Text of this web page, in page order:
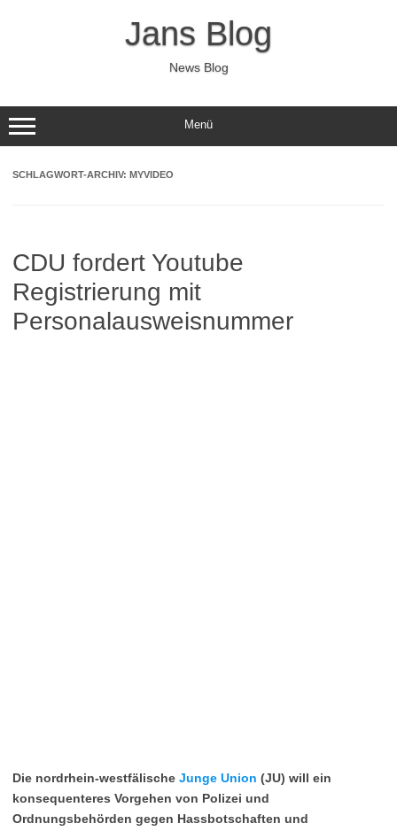
Jans Blog
News Blog
Menü
SCHLAGWORT-ARCHIV: MYVIDEO
CDU fordert Youtube
Registrierung mit
Personalausweisnummer
Die nordrhein-westfälische Junge Union (JU) will ein
konsequenteres Vorgehen von Polizei und
Ordnungsbehörden gegen Hassbotschaften und